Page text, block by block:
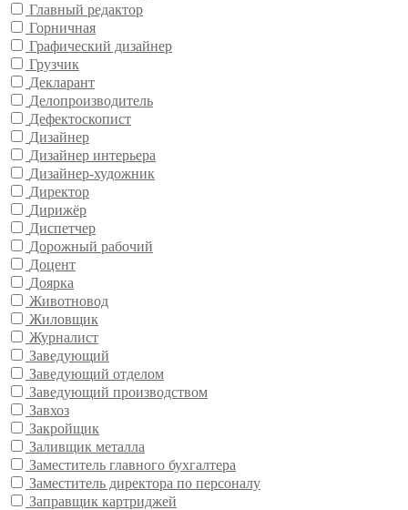
Главный редактор
Горничная
Графический дизайнер
Грузчик
Декларант
Делопроизводитель
Дефектоскопист
Дизайнер
Дизайнер интерьера
Дизайнер-художник
Директор
Дирижёр
Диспетчер
Дорожный рабочий
Доцент
Доярка
Животновод
Жиловщик
Журналист
Заведующий
Заведующий отделом
Заведующий производством
Завхоз
Закройщик
Заливщик металла
Заместитель главного бухгалтера
Заместитель директора по персоналу
Заправщик картриджей